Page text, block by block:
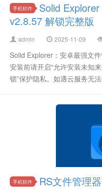
手机软件
Solid
v2.8.57 解锁完整版
admin 2025-11-09
Solid Explorer：安卓最强文
安装前请开启“允许安装未知
锁”保护隐私。如遇云服务无
手机软件 RS文件管理